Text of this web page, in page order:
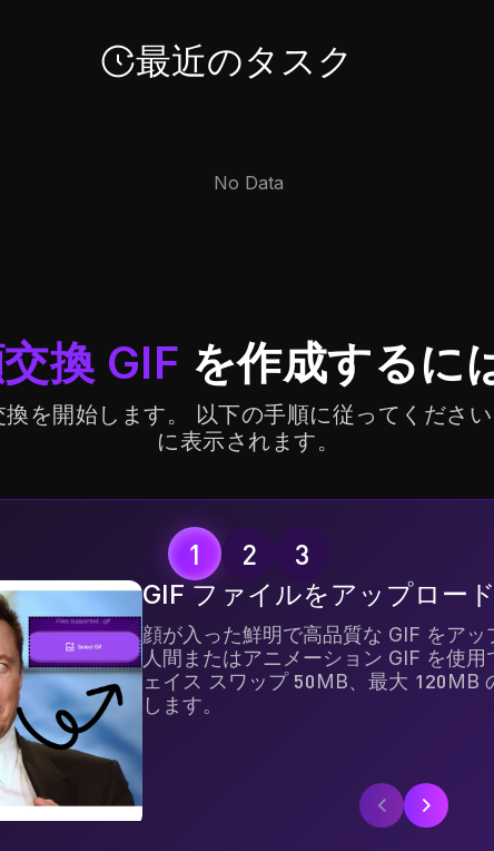
最近のタスク
換 GIF を作成するに
を開始します。 以下の手順に従ってくださ
に表示されます。
GIF ファイルをアップロー
顔が入った鮮明で高品質な GIF をア
人間またはアニメーション GIF を使
ェイス スワップ 50MB、最大 120MB
します。